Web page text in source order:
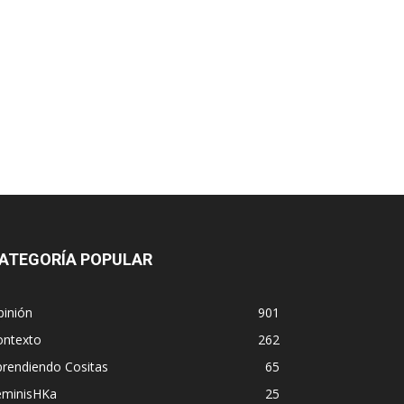
POPULAR
901
262
Cositas
65
25